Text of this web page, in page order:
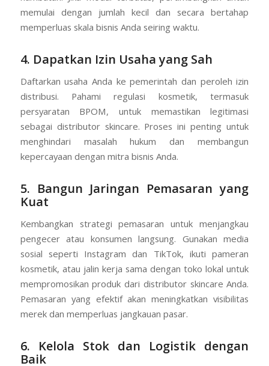
memulai dengan jumlah kecil dan secara bertahap
memperluas skala bisnis Anda seiring waktu.
4. Dapatkan Izin Usaha yang Sah
Daftarkan usaha Anda ke pemerintah dan peroleh izin
distribusi. Pahami regulasi kosmetik, termasuk
persyaratan BPOM, untuk memastikan legitimasi
sebagai distributor skincare. Proses ini penting untuk
menghindari masalah hukum dan membangun
kepercayaan dengan mitra bisnis Anda.
5. Bangun Jaringan Pemasaran yang
Kuat
Kembangkan strategi pemasaran untuk menjangkau
pengecer atau konsumen langsung. Gunakan media
sosial seperti Instagram dan TikTok, ikuti pameran
kosmetik, atau jalin kerja sama dengan toko lokal untuk
mempromosikan produk dari distributor skincare Anda.
Pemasaran yang efektif akan meningkatkan visibilitas
merek dan memperluas jangkauan pasar.
6. Kelola Stok dan Logistik dengan
Baik